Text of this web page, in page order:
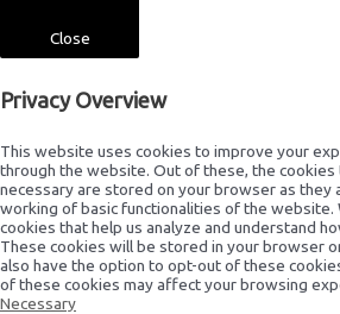
Close
Privacy Overview
This website uses cookies to improve your
through the website. Out of these, the cookies
necessary are stored on your browser as they
working of basic functionalities of the website.
cookies that help us analyze and understand
These cookies will be stored in your browser
also have the option to opt-out of these
of these cookies may affect your browsing
Necessary